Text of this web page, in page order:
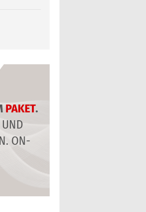
PAKET.
ON-